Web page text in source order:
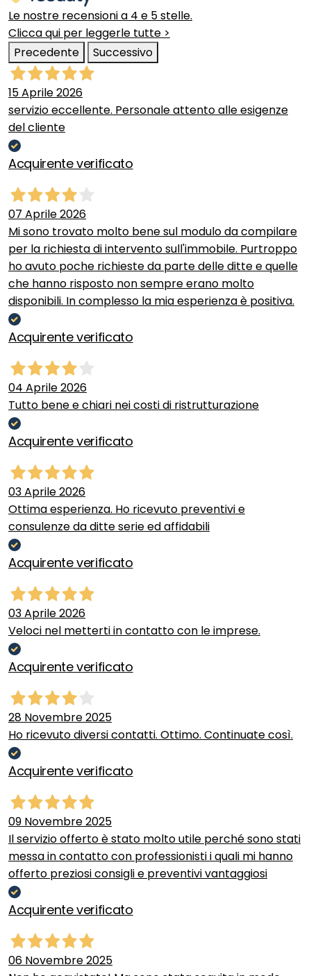
Le nostre recensioni a 4 e 5 stelle.
Clicca qui per leggerle tutte >
Precedente
Successivo
15 Aprile 2026
servizio eccellente. Personale attento alle esigenze
del cliente
Acquirente verificato
07 Aprile 2026
Mi sono trovato molto bene sul modulo da compilare
per la richiesta di intervento sull'immobile. Purtroppo
ho avuto poche richieste da parte delle ditte e quelle
che hanno risposto non sempre erano molto
disponibili. In complesso la mia esperienza è positiva.
Acquirente verificato
04 Aprile 2026
Tutto bene e chiari nei costi di ristrutturazione
Acquirente verificato
03 Aprile 2026
Ottima esperienza. Ho ricevuto preventivi e
consulenze da ditte serie ed affidabili
Acquirente verificato
03 Aprile 2026
Veloci nel metterti in contatto con le imprese.
Acquirente verificato
28 Novembre 2025
Ho ricevuto diversi contatti. Ottimo. Continuate così.
Acquirente verificato
09 Novembre 2025
Il servizio offerto è stato molto utile perché sono stati
messa in contatto con professionisti i quali mi hanno
offerto preziosi consigli e preventivi vantaggiosi
Acquirente verificato
06 Novembre 2025